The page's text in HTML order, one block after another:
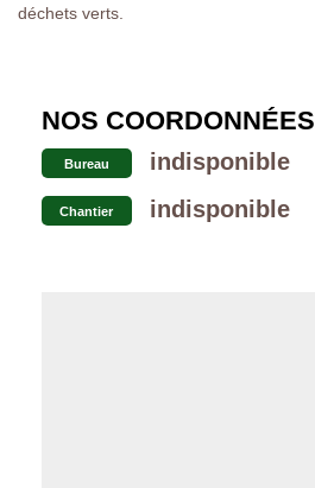
déchets verts.
NOS COORDONNÉES
Bureau indisponible
Chantier indisponible